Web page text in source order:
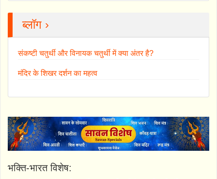
ब्लॉग ›
संकष्टी चतुर्थी और विनायक चतुर्थी में क्या अंतर है?
मंदिर के शिखर दर्शन का महत्व
भक्ति-भारत विशेष: